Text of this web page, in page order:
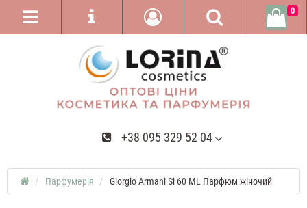
+38 095 329 52 04
0
Парфумерія Giorgio Armani Si 60 ML Парфюм жіночий